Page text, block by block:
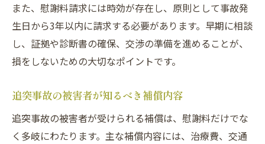
示談書作成時に注意したいポイント
慰謝料増額を目指すなら弁護士基準が鍵
交通事故の慰謝料基準の違いを理解する
追突事故被害者が知っておくべき基準差
弁護士基準適用で期待できる補償内容
交通事故の示談金増額事例に学ぶポイント
また、慰謝料請求には時効が存在し、原則として事故発
生日から3年以内に請求する必要があります。早期に相談
し、証拠や診断書の確保、交渉の準備を進めることが、
損をしないための大切なポイントです。
追突事故の被害者が知るべき補償内容
追突事故の被害者が受けられる補償は、慰謝料だけでな
く多岐にわたります。主な補償内容には、治療費、交通